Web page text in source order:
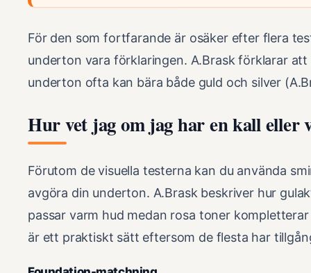
För den som fortfarande är osäker efter flera
underton vara förklaringen. A.Brask förklarar
underton ofta kan bära både guld och silver
Hur vet jag om jag har en kall eller
Förutom de visuella testerna kan du använda
avgöra din underton. A.Brask beskriver hur
passar varm hud medan rosa toner
är ett praktiskt sätt eftersom de flesta har